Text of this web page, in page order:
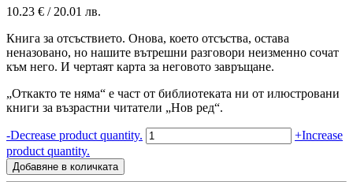
10.23 € / 20.01 лв.
Книга за отсъствието. Онова, което отсъства, остава
неназовано, но нашите вътрешни разговори неизменно сочат
към него. И чертаят карта за неговото завръщане.
„Откакто те няма“ е част от библиотеката ни от илюстровани
книги за възрастни читатели „Нов ред“.
-Decrease product quantity. количество
за
+Increase
product quantity.
Добавяне в количката